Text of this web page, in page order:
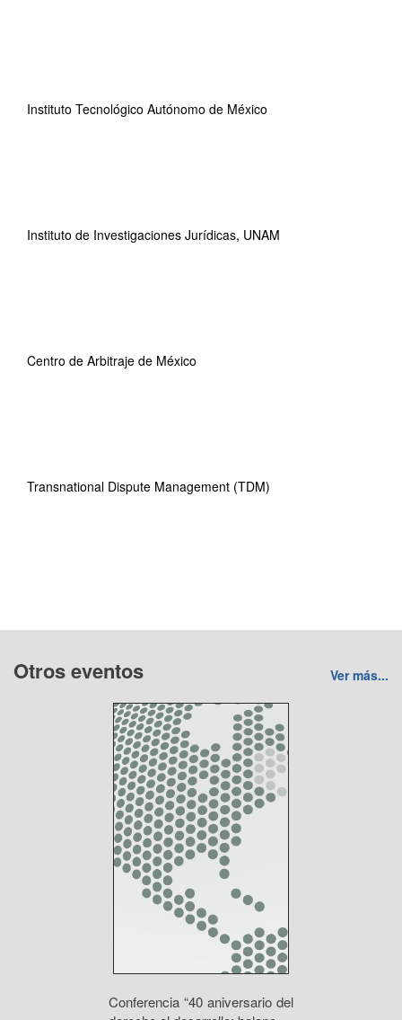
Instituto Tecnológico Autónomo de México
Instituto de Investigaciones Jurídicas, UNAM
Centro de Arbitraje de México
Transnational Dispute Management (TDM)
Otros eventos Ver más...
Conferencia “40 aniversario del